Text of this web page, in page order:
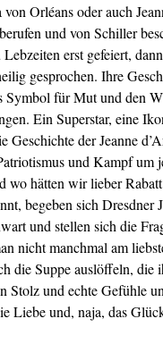
Orléans oder auch
und von Schiller
erst gefeiert,
gesprochen. Ihre
Symbol für Mut und den
Ein Superstar, eine
der Jeanne
und Kampf um
wo hätten wir lieber
begeben sich Dresdner
und stellen sich die
nicht manchmal am
die Suppe auslöffeln, die
Stolz und echte Gefühle
Liebe und, naja, das